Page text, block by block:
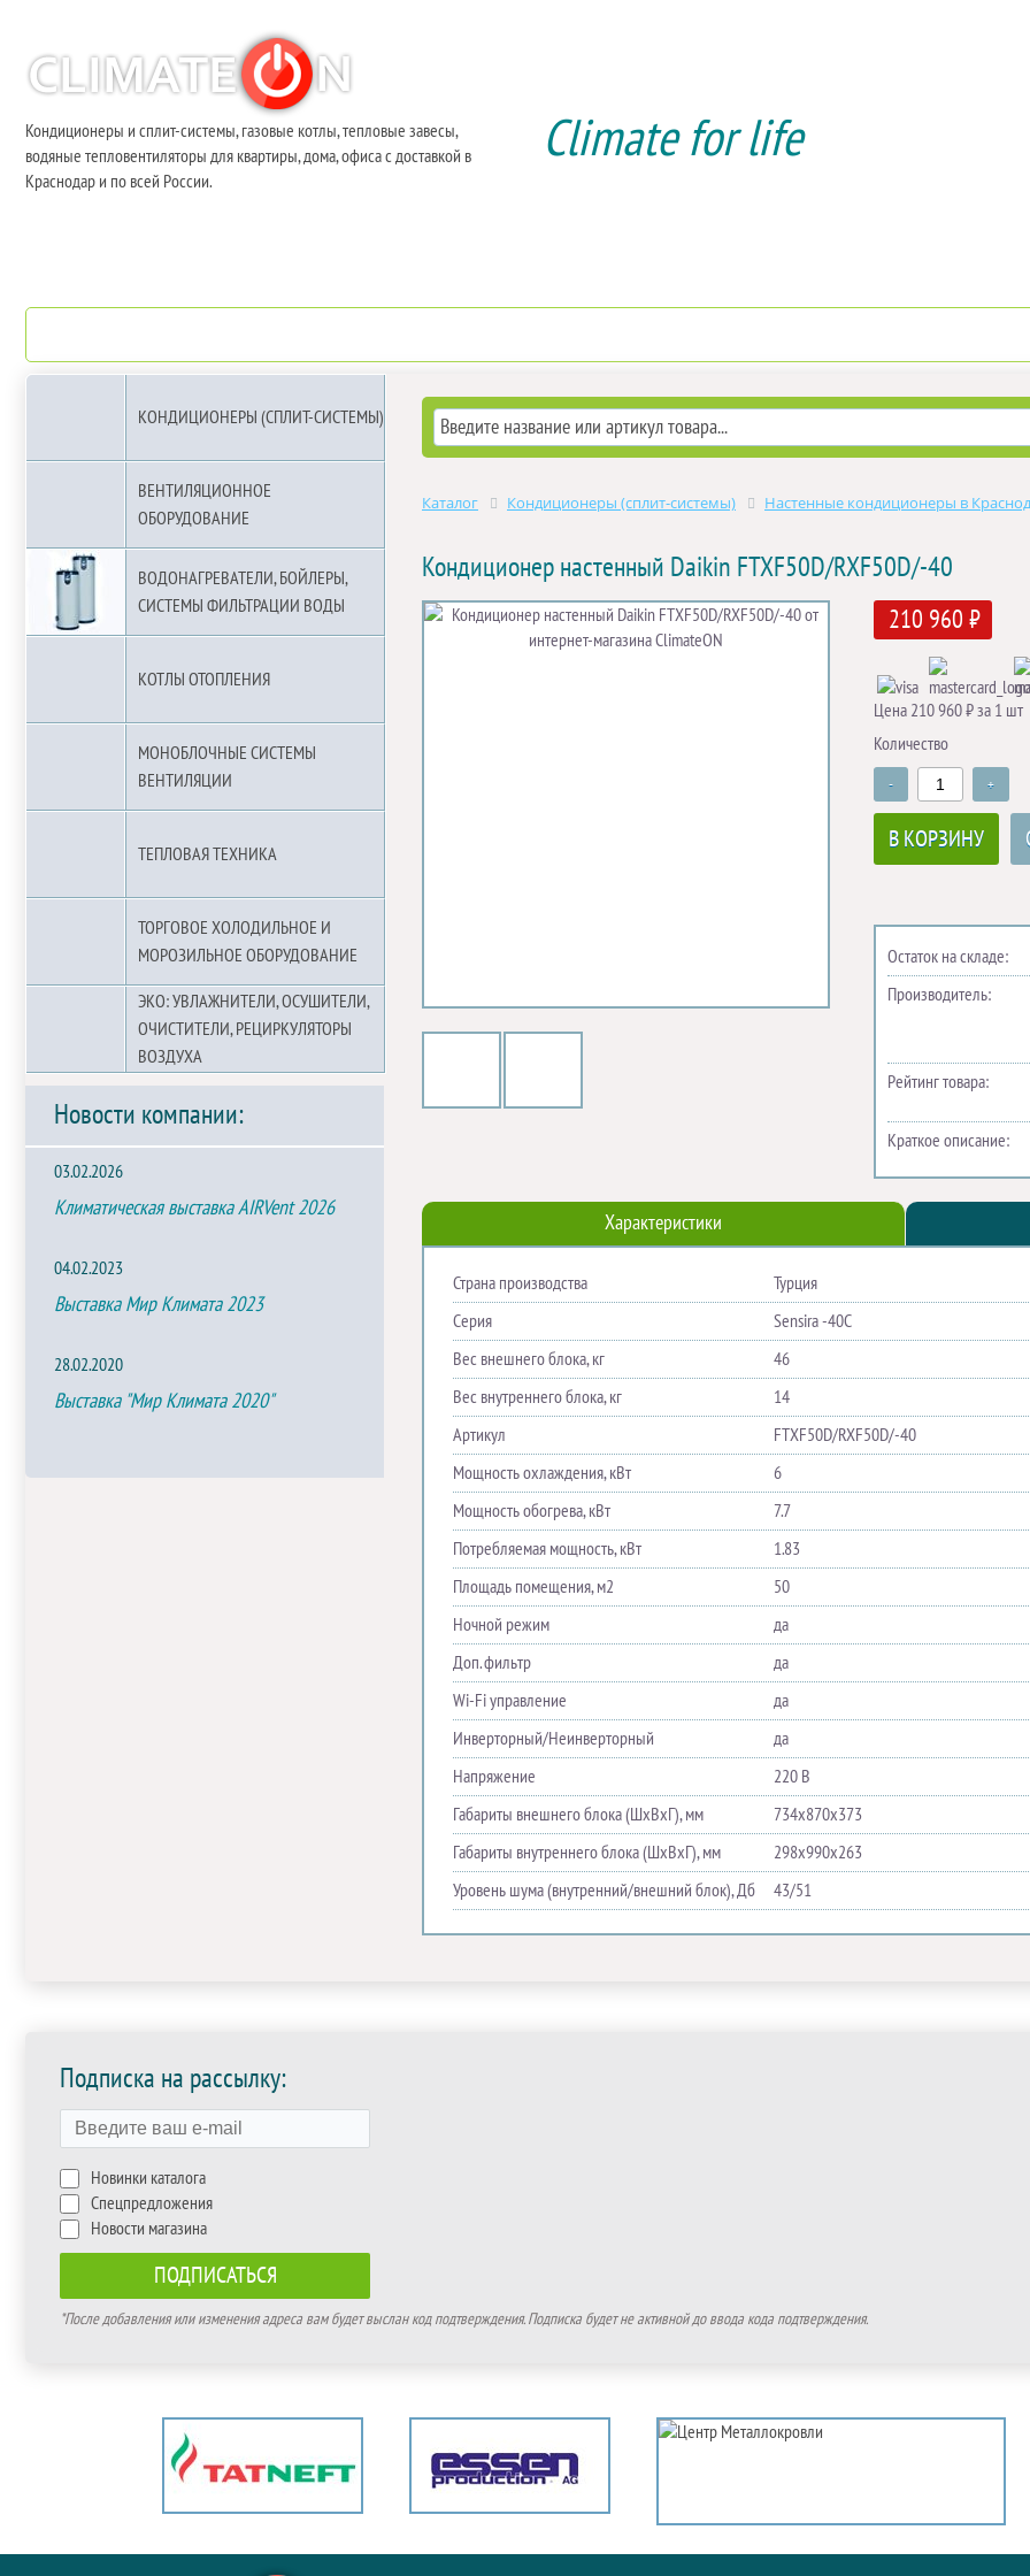
Кондиционеры и сплит-системы, газовые котлы, тепловые завесы,
водяные тепловентиляторы для квартиры, дома, офиса с доставкой в
Краснодар и по всей России.
Climate for life
КОНДИЦИОНЕРЫ (СПЛИТ-СИСТЕМЫ)
ВЕНТИЛЯЦИОННОЕ
ОБОРУДОВАНИЕ
ВОДОНАГРЕВАТЕЛИ, БОЙЛЕРЫ,
СИСТЕМЫ ФИЛЬТРАЦИИ ВОДЫ
КОТЛЫ ОТОПЛЕНИЯ
МОНОБЛОЧНЫЕ СИСТЕМЫ
ВЕНТИЛЯЦИИ
ТЕПЛОВАЯ ТЕХНИКА
ТОРГОВОЕ ХОЛОДИЛЬНОЕ И
МОРОЗИЛЬНОЕ ОБОРУДОВАНИЕ
ЭКО: УВЛАЖНИТЕЛИ, ОСУШИТЕЛИ,
ОЧИСТИТЕЛИ, РЕЦИРКУЛЯТОРЫ
ВОЗДУХА
Новости компании:
03.02.2026
Климатическая выставка AIRVent 2026
04.02.2023
Выставка Мир Климата 2023
28.02.2020
Выставка "Мир Климата 2020"
Каталог Кондиционеры (сплит-системы) Настенные кондиционеры в
Кондиционер настенный Daikin FTXF50D/RXF50D/-40
210 960 ₽
Цена 210 960 ₽ за 1 шт
Количество
- +
В КОРЗИНУ
Остаток на складе:
Производитель:
Рейтинг товара:
Краткое описание:
Характеристики
Страна производства
Турция
Серия
Sensira -40С
Вес внешнего блока, кг
46
Вес внутреннего блока, кг
14
Артикул
FTXF50D/RXF50D/-40
Мощность охлаждения, кВт
6
Мощность обогрева, кВт
7.7
Потребляемая мощность, кВт
1.83
Площадь помещения, м2
50
Ночной режим
да
Доп. фильтр
да
Wi-Fi управление
да
Инверторный/Неинверторный
да
Напряжение
220 В
Габариты внешнего блока (ШхВхГ), мм
734х870х373
Габариты внутреннего блока (ШхВхГ), мм
298х990х263
Уровень шума (внутренний/внешний блок), Дб
43/51
Подписка на рассылку:
Новинки каталога
Спецпредложения
Новости магазина
*После добавления или изменения адреса вам будет выслан код подтверждения. Подписка будет не активной до ввода кода подтверждения.